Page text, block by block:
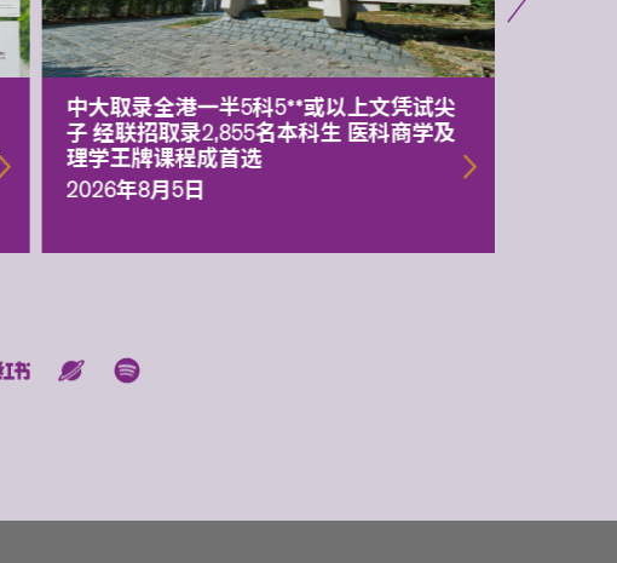
中大取录全港一半5科5**或以上文凭试尖
子 经联招取录2,855名本科生 医科商学及
理学王牌课程成首选
2026年8月5日